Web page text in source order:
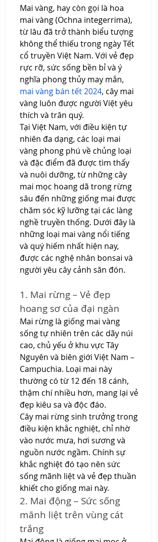
Mai vàng, hay còn gọi là hoa
mai vàng (Ochna integerrima),
từ lâu đã trở thành biểu tượng
không thể thiếu trong ngày Tết
cổ truyền Việt Nam. Với vẻ đẹp
rực rỡ, sức sống bền bỉ và ý
mai vàng bán tết 2024, cây mai
vàng luôn được người Việt yêu
thích và trân quý.
Tại Việt Nam, với điều kiện tự
nhiên đa dạng, các loại mai
vàng phong phú về chủng loại
và đặc điểm đã được tìm thấy
và nuôi dưỡng, từ những cây
mai mọc hoang dã trong rừng
sâu đến những giống mai được
chăm sóc kỹ lưỡng tại các làng
nghề truyền thống. Dưới đây là
những loại mai vàng nổi tiếng
và quý hiếm nhất hiện nay,
được các nghệ nhân bonsai và
người yêu cây cảnh săn đón.
1. Mai rừng – Vẻ đẹp
hoang sơ của đại ngàn
Mai rừng là giống mai vàng
sống tự nhiên trên các dãy núi
cao, chủ yếu ở khu vực Tây
Nguyên và biên giới Việt Nam –
Campuchia. Loại mai này
thường có từ 12 đến 18 cánh,
thậm chí nhiều hơn, mang lại vẻ
đẹp kiêu sa và độc đáo.
Cây mai rừng sinh trưởng trong
điều kiện khắc nghiệt, chỉ nhờ
vào nước mưa, hơi sương và
nguồn nước ngầm. Chính sự
khắc nghiệt đó tạo nên sức
sống mãnh liệt và vẻ đẹp thuần
khiết cho giống mai này.
2. Mai động – Sức sống
mãnh liệt trên vùng cát
trắng